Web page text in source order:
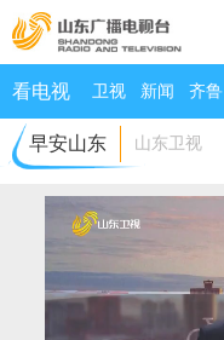
看电视 卫视 新闻 齐鲁
早安山东 山东卫视